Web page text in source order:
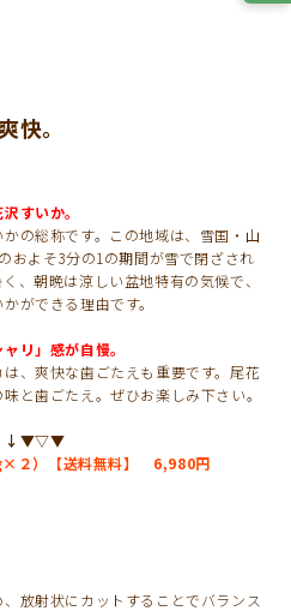
快。
すいか。
の総称です。この地域は、雪国・山
およそ3分の1の期間が雪で閉ざされ
、朝晩は涼しい盆地特有の気候で、
ができる理由です。
リ」感が自慢。
、爽快な歯ごたえも重要です。尾花
と歯ごたえ。ぜひお楽しみ下さい。
２）【送料無料】 6,980円
放射状にカットすることでバランス